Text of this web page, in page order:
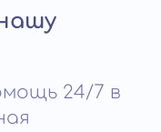
защитныйнесколько
эффект до
соблюдение
24/7 в